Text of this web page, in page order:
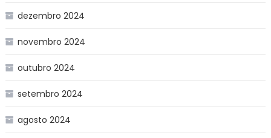
dezembro 2024
novembro 2024
outubro 2024
setembro 2024
agosto 2024